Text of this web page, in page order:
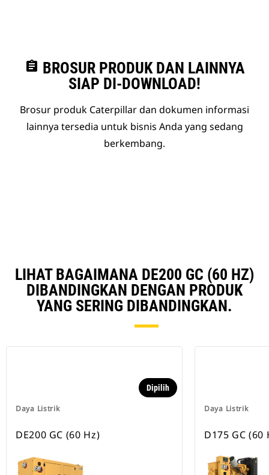
assignment BROSUR PRODUK DAN LAINNYA
SIAP DI-DOWNLOAD!
Brosur produk Caterpillar dan dokumen informasi
lainnya tersedia untuk bisnis Anda yang sedang
berkembang.
LIHAT BAGAIMANA DE200 GC (60 HZ)
DIBANDINGKAN DENGAN PRODUK
YANG SERING DIBANDINGKAN.
Daya Listrik
Dipilih
DE200 GC (60 Hz)
Daya Listrik
D175 GC (60